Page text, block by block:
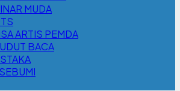
MUDA
ARTIS PEMDA
BACA